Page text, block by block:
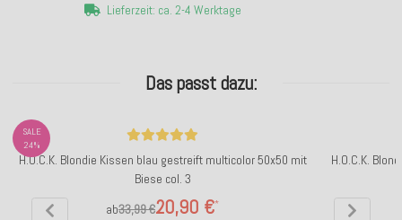
Lieferzeit: ca. 2-4 Werktage
Das passt dazu:
SALE
24%
H.O.C.K. Blondie Kissen blau gestreift multicolor 50x50 mit
Biese col. 3
ab
20,90 €*
33,99 €
H.O.C.K.